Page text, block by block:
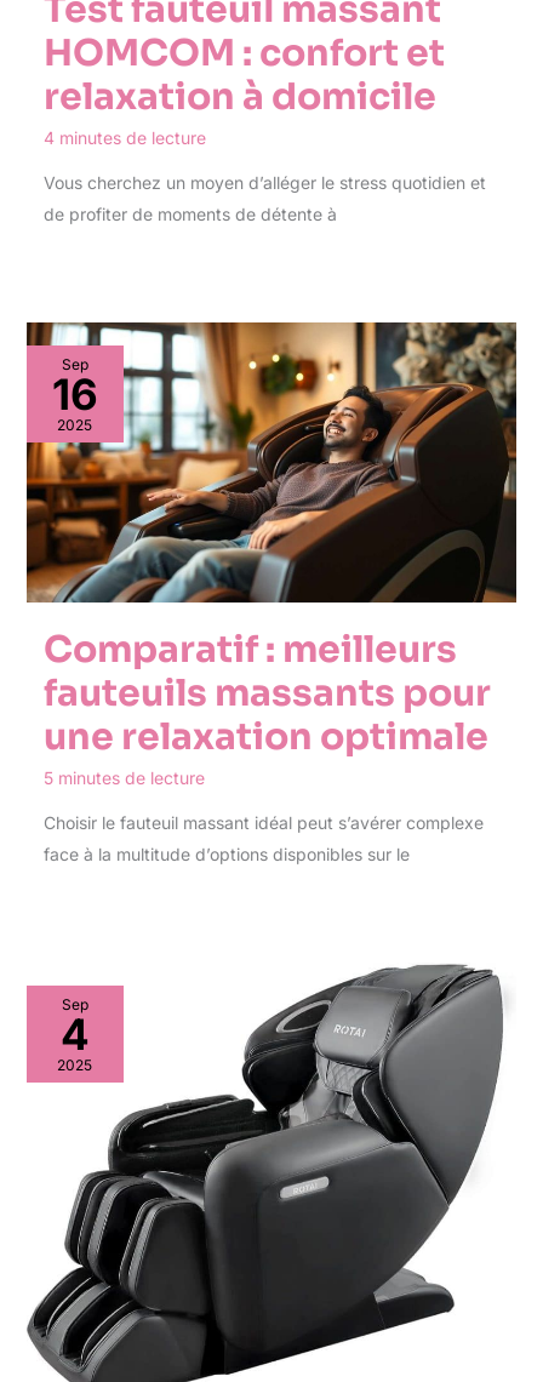
Test fauteuil massant
HOMCOM : confort et
relaxation à domicile
4 minutes de lecture
Vous cherchez un moyen d’alléger le stress quotidien et
de profiter de moments de détente à
Sep
16
2025
Comparatif : meilleurs
fauteuils massants pour
une relaxation optimale
5 minutes de lecture
Choisir le fauteuil massant idéal peut s’avérer complexe
face à la multitude d’options disponibles sur le
Sep
4
2025